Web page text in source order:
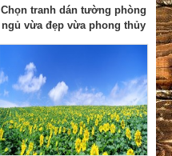
Chọn tranh dán tường phòng
ngủ vừa đẹp vừa phong thủy